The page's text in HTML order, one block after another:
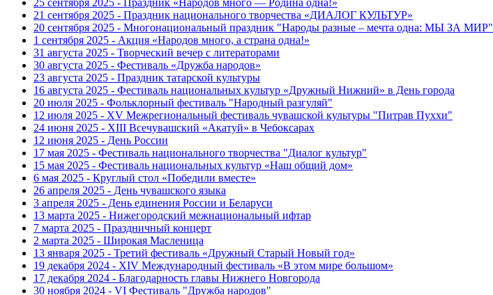
21 сентября 2025 - Праздник национального творчества «ДИАЛОГ КУЛЬТУР»
20 сентября 2025 - Многонациональный праздник "Народы разные – мечта одна: МЫ ЗА МИР"
1 сентября 2025 - Акция «Народов много, а страна одна!»
31 августа 2025 - Творческий вечер с литераторами
30 августа 2025 - Фестиваль «Дружба народов»
23 августа 2025 - Праздник татарской культуры
16 августа 2025 - Фестиваль национальных культур «Дружный Нижний» в День города
20 июля 2025 - Фольклорный фестиваль "Народный разгуляй"
12 июля 2025 - XV Межрегиональный фестиваль чувашской культуры "Питрав Пуххи"
24 июня 2025 - XIII Всечувашский «Акатуй» в Чебоксарах
12 июня 2025 - День России
17 мая 2025 - Фестиваль национального творчества "Диалог культур"
15 мая 2025 - Фестиваль национальных культур «Наш общий дом»
6 мая 2025 - Круглый стол «Победили вместе»
26 апреля 2025 - День чувашского языка
3 апреля 2025 - День единения России и Беларуси
13 марта 2025 - Нижегородский межнациональный ифтар
7 марта 2025 - Праздничный концерт
2 марта 2025 - Широкая Масленица
13 января 2025 - Третий фестиваль «Дружный Старый Новый год»
19 декабря 2024 - XIV Международный фестиваль «В этом мире большом»
17 декабря 2024 - Благодарность главы Нижнего Новгорода
30 ноября 2024 - VI Фестиваль "Дружба народов"